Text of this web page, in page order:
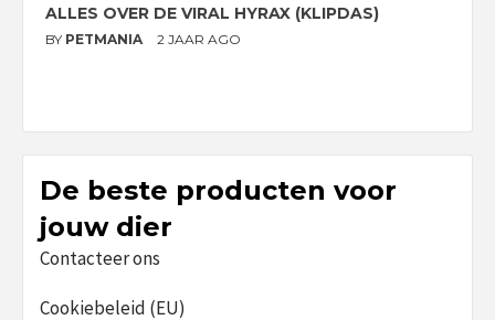
ALLES OVER DE VIRAL HYRAX (KLIPDAS)
BY PETMANIA 2 JAAR AGO
De beste producten voor
jouw dier
Contacteer ons
Cookiebeleid (EU)